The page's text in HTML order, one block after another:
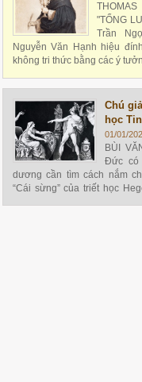
"TỔNG
Trần
Nguyễn Văn Hạnh hiệu
không tri thức bằng các ý
Chú
học
01/01/
BÙI
Đức có
dương cần tìm cách nắm
“Cái sừng” của triết học